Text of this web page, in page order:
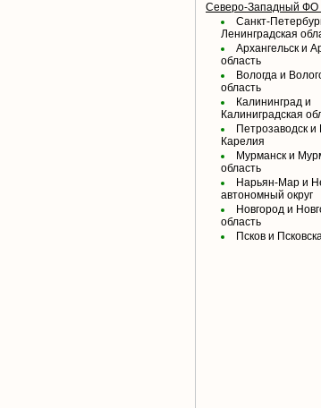
Северо-Западный
Санкт-
Ленинградская
Архангельск и
область
Вологда и
область
Калининград и
Калиниградская
Петрозаводск и
Карелия
Мурманск и
область
Нарьян-Мар и
автономный округ
Новгород и
область
Псков и